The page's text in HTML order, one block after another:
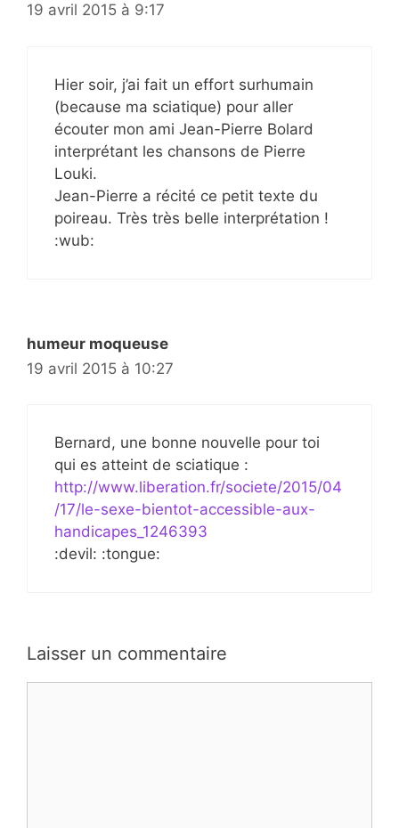
19 avril 2015 à 9:17
Hier soir, j’ai fait un effort surhumain
(because ma sciatique) pour aller
écouter mon ami Jean-Pierre Bolard
interprétant les chansons de Pierre
Louki.
Jean-Pierre a récité ce petit texte du
poireau. Très très belle interprétation !
:wub:
humeur moqueuse
19 avril 2015 à 10:27
Bernard, une bonne nouvelle pour toi
qui es atteint de sciatique :
http://www.liberation.fr/societe/2015/04
/17/le-sexe-bientot-accessible-aux-
handicapes_1246393
:devil: :tongue:
Laisser un commentaire